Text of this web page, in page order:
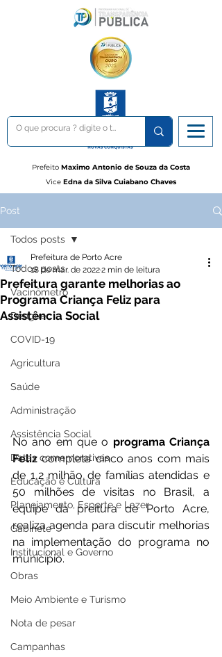
Prefeito Maximo Antonio de Souza da Costa
Vice Edna da Silva Cuiabano Chaves
Post
Todos posts
Vacinômetro
Dengue
COVID-19
Agricultura
Saúde
Administração
Assistência Social
Datas comemorativas
Educação e Cultura
Planejamento, Esporte e Lazer
Gabinete
Institucional e Governo
Obras
Meio Ambiente e Turismo
Nota de pesar
Campanhas
Todos posts
Prefeitura garante melhorias ao
Programa Criança Feliz para
Assistência Social
Prefeitura de Porto Acre
18 de mar. de 20222 min de leitura
No ano em que o programa Criança
Feliz completa cinco anos com mais
de 1,2 milhão de famílias atendidas e
50 milhões de visitas no Brasil, a
equipe da preitura de Porto Acre,
realiza agenda para discutir melhorias
na implementação do programa no
município.